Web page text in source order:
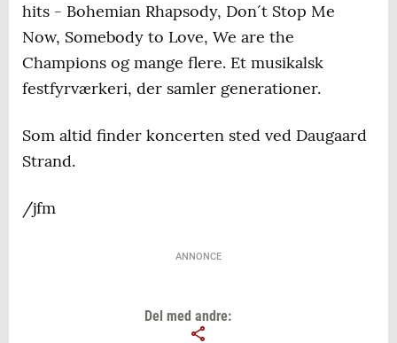
hits - Bohemian Rhapsody, Don´t Stop Me
Now, Somebody to Love, We are the
Champions og mange flere. Et musikalsk
festfyrværkeri, der samler generationer.
Som altid finder koncerten sted ved Daugaard
Strand.
/jfm
ANNONCE
Del med andre: